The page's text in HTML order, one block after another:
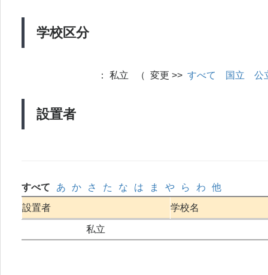
学校区分
設置者
： 私立 （ 変更 >> すべて 国立 公
すべて あ か さ た な は ま や ら わ
他
設置者
学校名
私立